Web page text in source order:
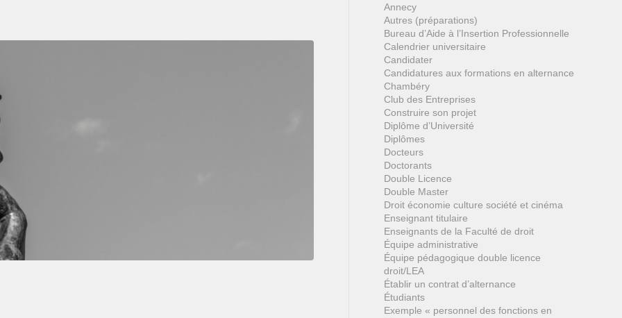
Annecy
Autres (préparations)
Bureau d’Aide à l’Insertion Professionnelle
Calendrier universitaire
Candidater
Candidatures aux formations en alternance
Chambéry
Club des Entreprises
Construire son projet
Diplôme d’Université
Diplômes
Docteurs
Doctorants
Double Licence
Double Master
Droit économie culture société et cinéma
Enseignant titulaire
Enseignants de la Faculté de droit
Équipe administrative
Équipe pédagogique double licence
droit/LEA
Établir un contrat d’alternance
Étudiants
Exemple « personnel des fonctions en